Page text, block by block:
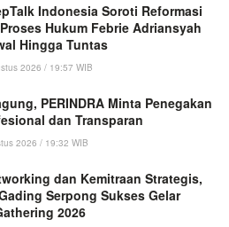
Indonesia Soroti Reformasi
Hukum Febrie Adriansyah
Hingga Tuntas
2026 / 19:57 WIB
PERINDRA Minta Penegakan
dan Transparan
2026 / 19:32 WIB
dan Kemitraan Strategis,
Serpong Sukses Gelar
2026